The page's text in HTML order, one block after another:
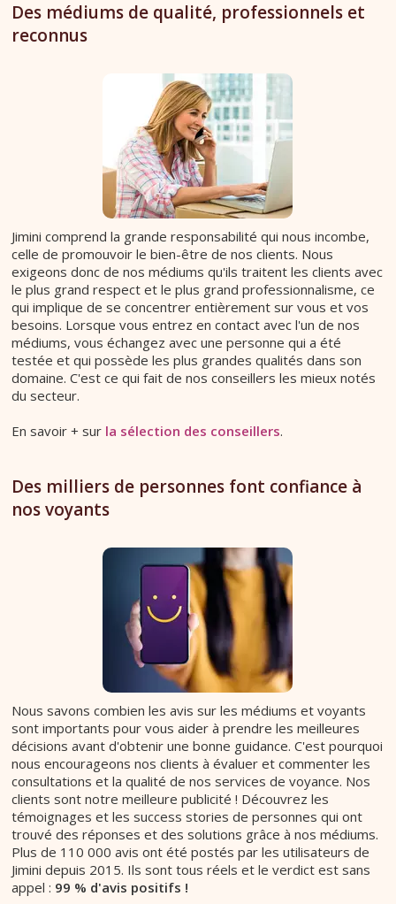
Des médiums de qualité, professionnels et
reconnus
Jimini comprend la grande responsabilité qui nous incombe,
celle de promouvoir le bien-être de nos clients. Nous
exigeons donc de nos médiums qu'ils traitent les clients avec
le plus grand respect et le plus grand professionnalisme, ce
qui implique de se concentrer entièrement sur vous et vos
besoins. Lorsque vous entrez en contact avec l'un de nos
médiums, vous échangez avec une personne qui a été
testée et qui possède les plus grandes qualités dans son
domaine. C'est ce qui fait de nos conseillers les mieux notés
du secteur.
En savoir + sur la sélection des conseillers.
Des milliers de personnes font confiance à
nos voyants
Nous savons combien les avis sur les médiums et voyants
sont importants pour vous aider à prendre les meilleures
décisions avant d'obtenir une bonne guidance. C'est pourquoi
nous encourageons nos clients à évaluer et commenter les
consultations et la qualité de nos services de voyance. Nos
clients sont notre meilleure publicité ! Découvrez les
témoignages et les success stories de personnes qui ont
trouvé des réponses et des solutions grâce à nos médiums.
Plus de 110 000 avis ont été postés par les utilisateurs de
Jimini depuis 2015. Ils sont tous réels et le verdict est sans
appel : 99 % d'avis positifs !